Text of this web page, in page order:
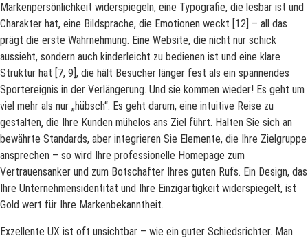
Markenpersönlichkeit widerspiegeln, eine Typografie, die lesbar ist und
Charakter hat, eine Bildsprache, die Emotionen weckt [12] – all das
prägt die erste Wahrnehmung. Eine Website, die nicht nur schick
aussieht, sondern auch kinderleicht zu bedienen ist und eine klare
Struktur hat [7, 9], die hält Besucher länger fest als ein spannendes
Sportereignis in der Verlängerung. Und sie kommen wieder! Es geht um
viel mehr als nur „hübsch“. Es geht darum, eine intuitive Reise zu
gestalten, die Ihre Kunden mühelos ans Ziel führt. Halten Sie sich an
bewährte Standards, aber integrieren Sie Elemente, die Ihre Zielgruppe
ansprechen – so wird Ihre professionelle Homepage zum
Vertrauensanker und zum Botschafter Ihres guten Rufs. Ein Design, das
Ihre Unternehmensidentität und Ihre Einzigartigkeit widerspiegelt, ist
Gold wert für Ihre Markenbekanntheit.
Exzellente UX ist oft unsichtbar – wie ein guter Schiedsrichter. Man